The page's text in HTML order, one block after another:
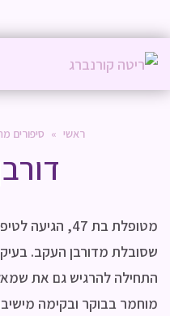
ראשי » סיפורים
מטופלת בת 47,
שסובלת מדורבן העקב.
מוחמר בבוקר ובקימה